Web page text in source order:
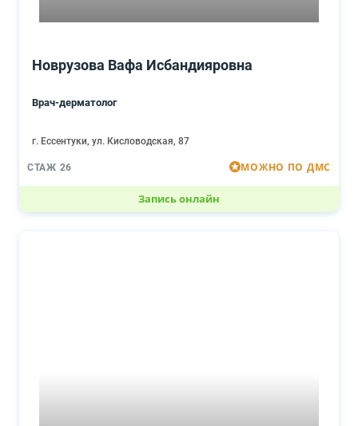
Новрузова Вафа Исбандияровна
Врач-дерматолог
г. Ессентуки, ул. Кисловодская, 87
СТАЖ 26 МОЖНО ПО ДМС
Запись онлайн